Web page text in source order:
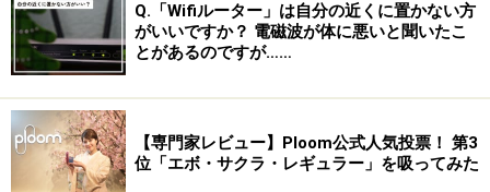
Q.「Wifiルーター」は自分の近くに置かない方
がいいですか？ 電磁波が体に悪いと聞いたこ
とがあるのですが……
【専門家レビュー】Ploom公式人気投票！ 第3
位「エボ・サクラ・レギュラー」を吸ってみた